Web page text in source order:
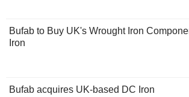
Bufab to Buy UK's Wrought Iron
Iron
Bufab acquires UK-based DC Iron